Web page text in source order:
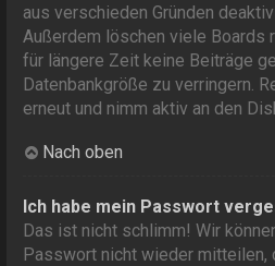
aus verschieden Gründen
Außerdem löschen viele Boards
für längere Zeit keine Beiträge
Datenbankgröße zu verringern.
erneut und nimm aktiv an den
Nach oben
Ich habe mein Passwort
Das ist nicht schlimm! Wir
Passwort nicht wieder mitteilen,